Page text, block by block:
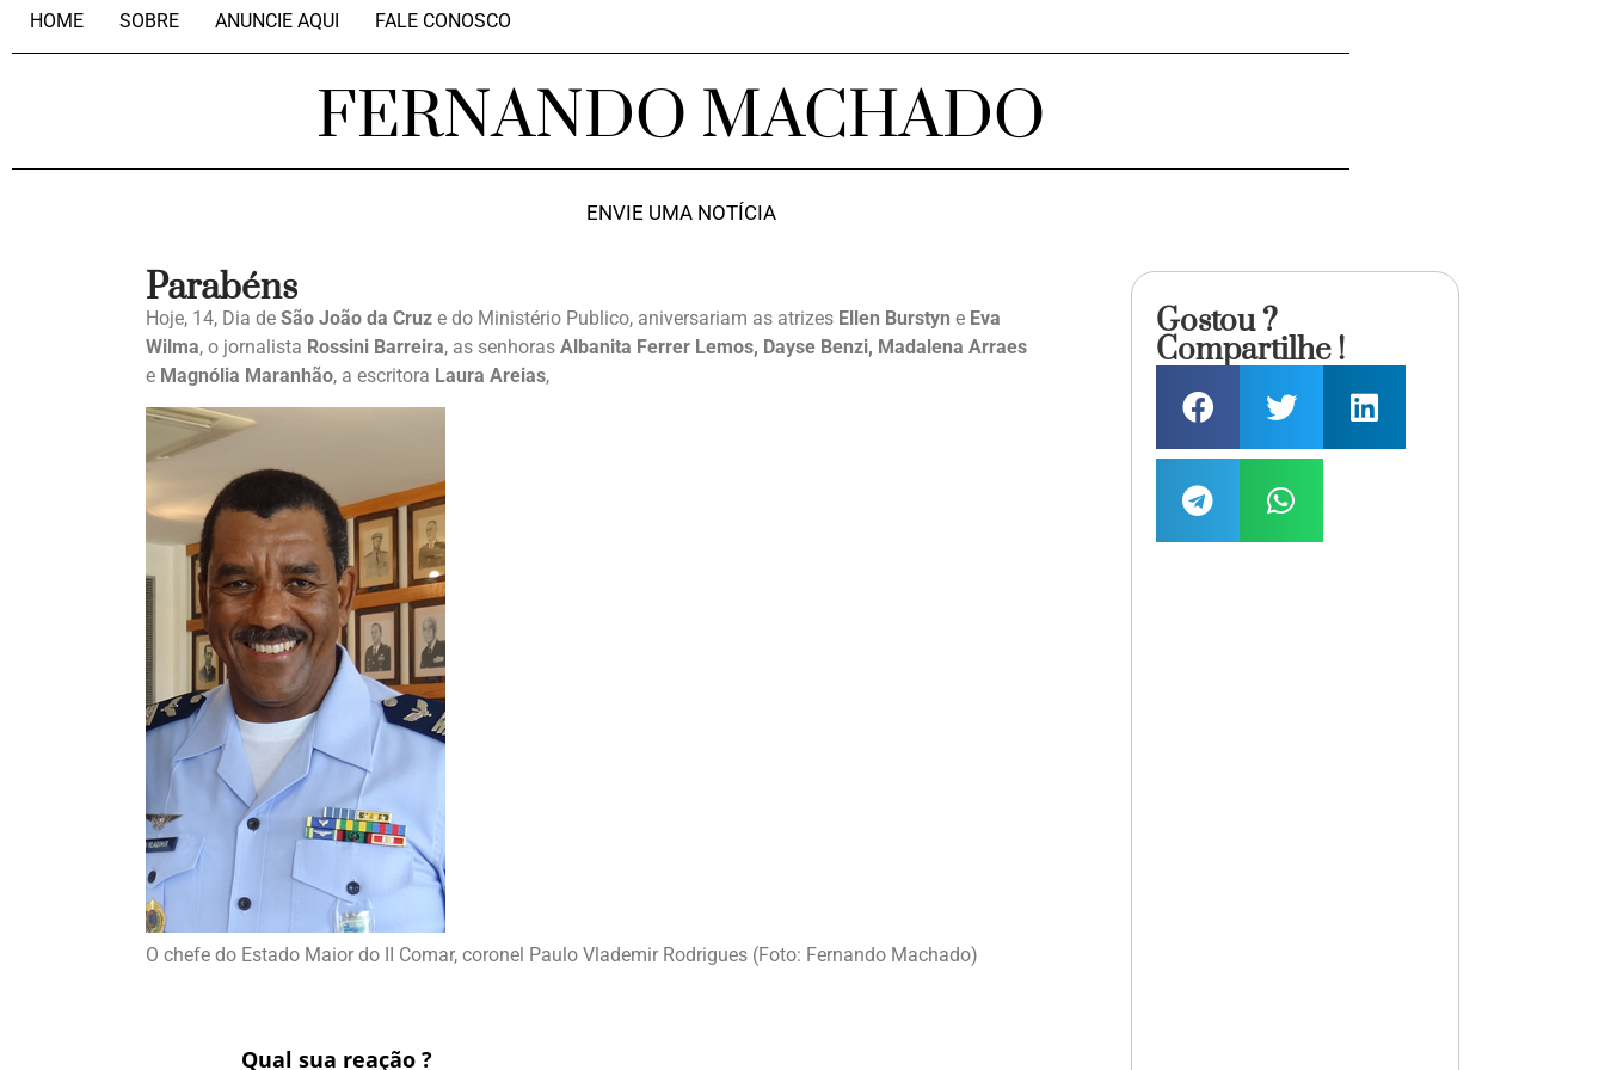
HOME SOBRE ANUNCIE AQUI FALE CONOSCO
FERNANDO MACHADO
ENVIE UMA NOTÍCIA
Parabéns
Hoje, 14, Dia de São João da Cruz e do Ministério Publico, aniversariam as atrizes Ellen Burstyn e Eva
Wilma, o jornalista Rossini Barreira, as senhoras Albanita Ferrer Lemos, Dayse Benzi, Madalena Arraes
e Magnólia Maranhão, a escritora Laura Areias,
O chefe do Estado Maior do II Comar, coronel Paulo Vlademir Rodrigues (Foto: Fernando Machado)
Qual sua reação ?
Gostou ?
Compartilhe !